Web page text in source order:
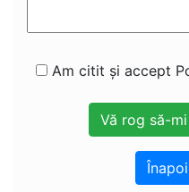
Am citit și accept